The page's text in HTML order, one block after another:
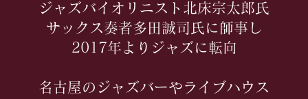
ジャズバイオリニスト北床宗太郎氏
サックス奏者多田誠司氏に師事し
2017年よりジャズに転向
名古屋のジャズバーやライブハウス